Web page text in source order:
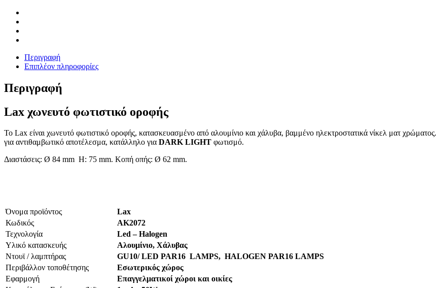
Περιγραφή
Επιπλέον πληροφορίες
Περιγραφή
Lax χωνευτό φωτιστικό οροφής
Το Lax είναι χωνευτό φωτιστικό οροφής, κατασκευασμένο από αλουμίνιο και χάλυβα, βαμμένo ηλεκτροστατικά νίκελ ματ
για αντιθαμβωτικό αποτέλεσμα, κατάλληλο για DARK LIGHT φωτισμό.
Διαστάσεις: Ø 84 mm H: 75 mm. Κοπή οπής: Ø 62 mm.
Όνομα προϊόντος
Lax
Κωδικός
AK2072
Τεχνολογία
Led – Halogen
Υλικό κατασκευής
Αλουμίνιο, Χάλυβας
Ντουϊ / λαμπτήρας
GU10/ LED PAR16 LAMPS, HALOGEN PAR16 LAMPS
Περιβάλλον τοποθέτησης
Εσωτερικός χώρος
Εφαρμογή
Επαγγελματικοί χώροι και οικίες